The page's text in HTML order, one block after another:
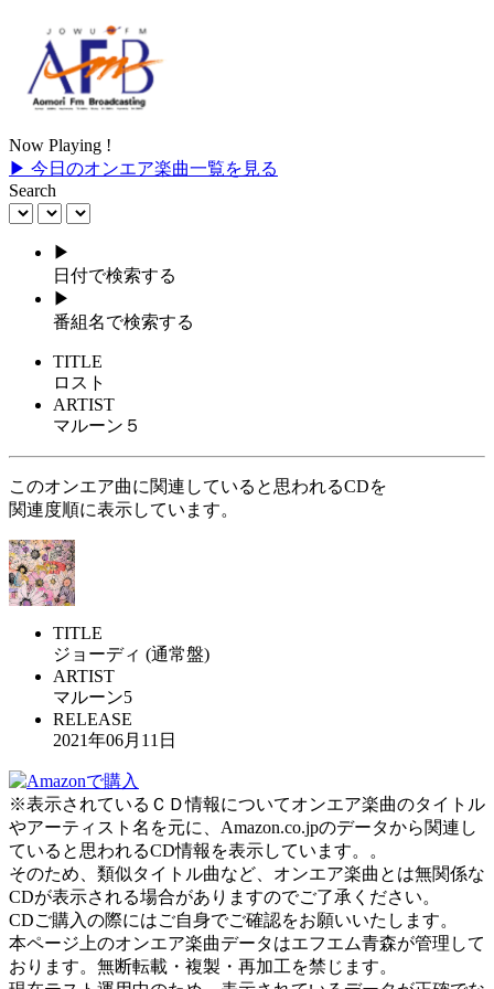
Now Playing !
▶ 今日のオンエア楽曲一覧を見る
Search
▶
日付で検索する
▶
番組名で検索する
TITLE
ロスト
ARTIST
マルーン５
このオンエア曲に関連していると思われるCDを
関連度順に表示しています。
TITLE
ジョーディ (通常盤)
ARTIST
マルーン5
RELEASE
2021年06月11日
※表示されているＣＤ情報についてオンエア楽曲のタイトル
やアーティスト名を元に、Amazon.co.jpのデータから関連し
ていると思われるCD情報を表示しています。。
そのため、類似タイトル曲など、オンエア楽曲とは無関係な
CDが表示される場合がありますのでご了承ください。
CDご購入の際にはご自身でご確認をお願いいたします。
本ページ上のオンエア楽曲データはエフエム青森が管理して
おります。無断転載・複製・再加工を禁じます。